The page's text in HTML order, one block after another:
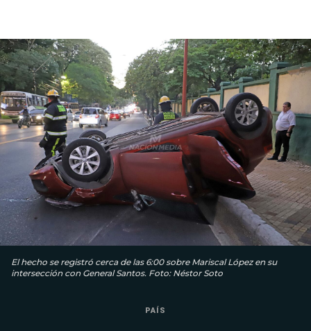
El hecho se registró cerca de las 6:00 sobre Mariscal López en su
intersección con General Santos. Foto: Néstor Soto
PAÍS